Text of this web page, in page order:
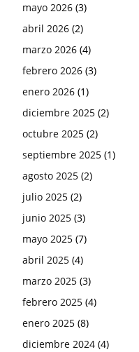
mayo 2026 (3)
abril 2026 (2)
marzo 2026 (4)
febrero 2026 (3)
enero 2026 (1)
diciembre 2025 (2)
octubre 2025 (2)
septiembre 2025 (1)
agosto 2025 (2)
julio 2025 (2)
junio 2025 (3)
mayo 2025 (7)
abril 2025 (4)
marzo 2025 (3)
febrero 2025 (4)
enero 2025 (8)
diciembre 2024 (4)